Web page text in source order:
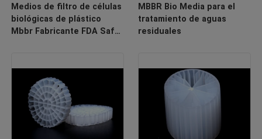
Medios de filtro de células
biológicas de plástico
Mbbr Fabricante FDA Safty
MBBR Bio Media para el
tratamiento de aguas
residuales